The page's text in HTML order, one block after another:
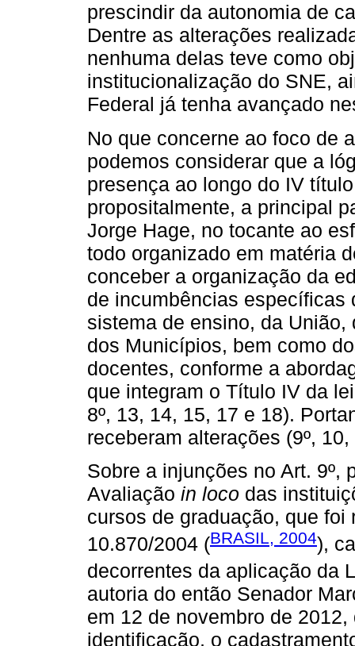
prescindir da autonomia de
Dentre as alterações
nenhuma delas teve como
institucionalização do SNE,
Federal já tenha avançado
No que concerne ao foco de
podemos considerar que a
presença ao longo do IV
propositalmente, a principal
Jorge Hage, no tocante ao
todo organizado em matéria
conceber a organização da
de incumbências específicas
sistema de ensino, da
dos Municípios, bem como
docentes, conforme a
que integram o Título IV da
8º, 13, 14, 15, 17 e 18).
receberam alterações (9º,
Sobre a injunções no Art. 9º,
Avaliação in loco das
cursos de graduação, que
10.870/2004 (BRASIL, 2004),
decorrentes da aplicação da
autoria do então Senador
em 12 de novembro de
identificação, o